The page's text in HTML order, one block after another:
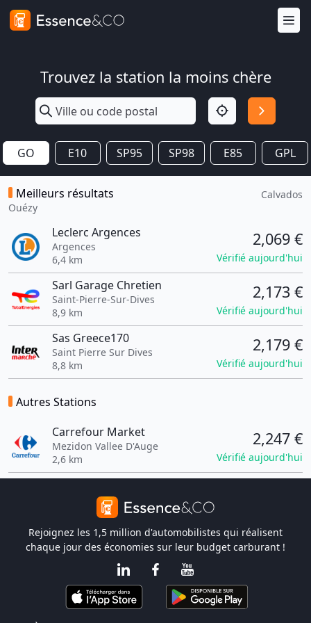
Trouvez la station la moins chère
GO E10 SP95 SP98 E85 GPL
Meilleurs résultats
Ouézy
Calvados
Leclerc Argences
Argences
6,4 km
2,069 €
Vérifié aujourd'hui
Sarl Garage Chretien
Saint-Pierre-Sur-Dives
8,9 km
2,173 €
Vérifié aujourd'hui
Sas Greece170
Saint Pierre Sur Dives
8,8 km
2,179 €
Vérifié aujourd'hui
Autres Stations
Carrefour Market
Mezidon Vallee D'Auge
2,6 km
2,247 €
Vérifié aujourd'hui
Rejoignez les 1,5 million d'automobilistes qui réalisent
chaque jour des économies sur leur budget carburant !